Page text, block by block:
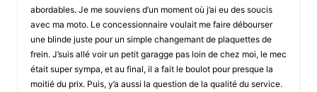
abordables. Je me souviens d’un moment où j’ai eu des soucis
avec ma moto. Le concessionnaire voulait me faire débourser
une blinde juste pour un simple changemant de plaquettes de
frein. J’suis allé voir un petit garagge pas loin de chez moi, le mec
était super sympa, et au final, il a fait le boulot pour presque la
moitié du prix. Puis, y’a aussi la question de la qualité du service.